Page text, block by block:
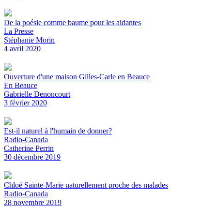
De la poésie comme baume pour les aidantes
La Presse
Stéphanie Morin
4 avril 2020
Ouverture d'une maison Gilles-Carle en Beauce
En Beauce
Gabrielle Denoncourt
3 février 2020
Est-il naturel à l'humain de donner?
Radio-Canada
Catherine Perrin
30 décembre 2019
Chloé Sainte-Marie naturellement proche des malades
Radio-Canada
28 novembre 2019